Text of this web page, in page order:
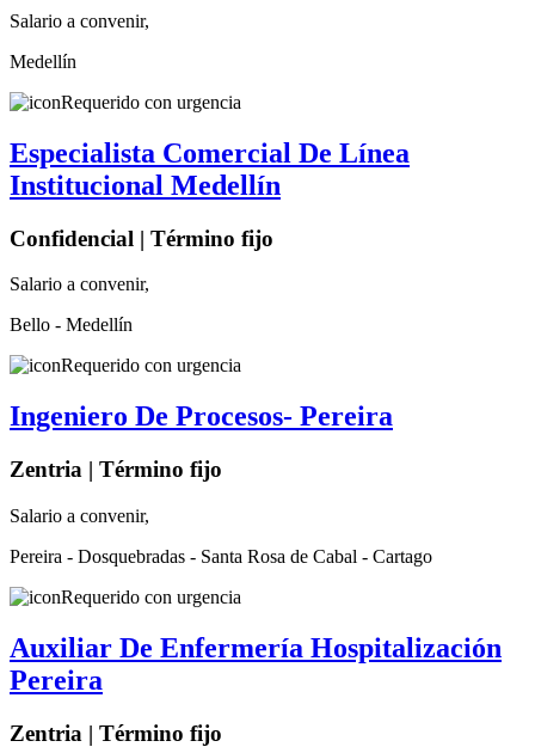
Salario a convenir,
Medellín
Requerido con urgencia
Especialista Comercial De Línea
Institucional Medellín
Confidencial | Término fijo
Salario a convenir,
Bello - Medellín
Requerido con urgencia
Ingeniero De Procesos- Pereira
Zentria | Término fijo
Salario a convenir,
Pereira - Dosquebradas - Santa Rosa de Cabal - Cartago
Requerido con urgencia
Auxiliar De Enfermería Hospitalización
Pereira
Zentria | Término fijo